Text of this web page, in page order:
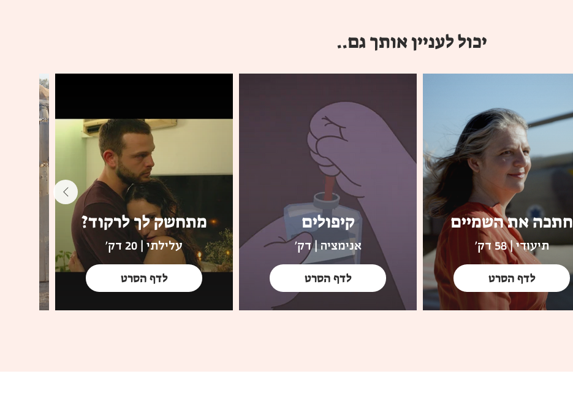
יכול לעניין אותך גם..
חתכה את השמיים
תיעודי | 58 דק'
לדף הסרט
קיפולים
אנימציה | דק'
לדף הסרט
מתחשק לך לרקוד?
עלילתי | 20 דק'
לדף הסרט